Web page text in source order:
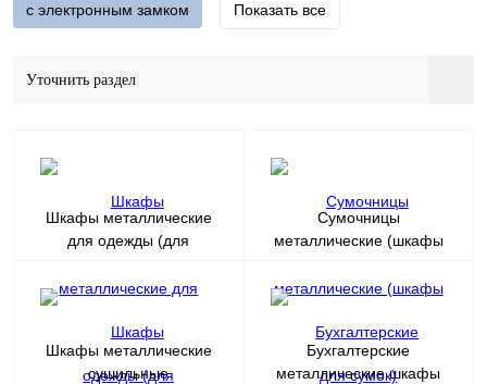
с электронным замком Показать все
Уточнить раздел
Шкафы металлические
для одежды (для
Сумочницы
металлические (шкафы
Шкафы металлические
сушильные
Бухгалтерские
металлические шкафы